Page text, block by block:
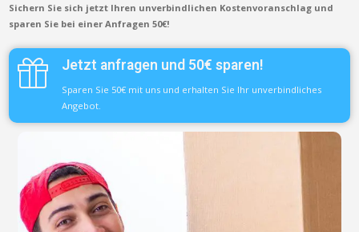
Sichern Sie sich jetzt Ihren unverbindlichen Kostenvoranschlag und
sparen Sie bei einer Anfragen 50€!
Jetzt anfragen und 50€ sparen!
Sparen Sie 50€ mit uns und erhalten Sie Ihr unverbindliches
Angebot.